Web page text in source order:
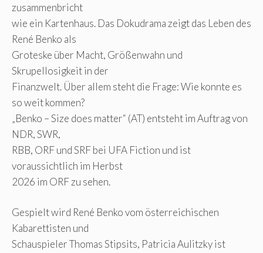
zusammenbricht
wie ein Kartenhaus. Das Dokudrama zeigt das Leben des
René Benko als
Groteske über Macht, Größenwahn und
Skrupellosigkeit in der
Finanzwelt. Über allem steht die Frage: Wie konnte es
so weit kommen?
„Benko – Size does matter“ (AT) entsteht im Auftrag von
NDR, SWR,
RBB, ORF und SRF bei UFA Fiction und ist
voraussichtlich im Herbst
2026 im ORF zu sehen.
Gespielt wird René Benko vom österreichischen
Kabarettisten und
Schauspieler Thomas Stipsits, Patricia Aulitzky ist